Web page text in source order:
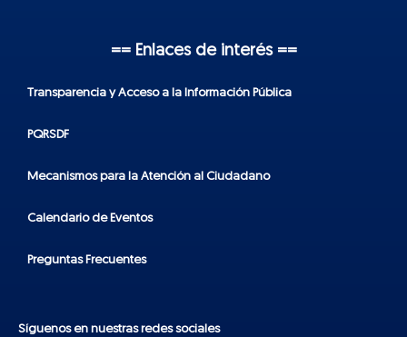
== Enlaces de interés ==
Transparencia y Acceso a la Información Pública
PQRSDF
Mecanismos para la Atención al Ciudadano
Calendario de Eventos
Preguntas Frecuentes
Síguenos en nuestras redes sociales